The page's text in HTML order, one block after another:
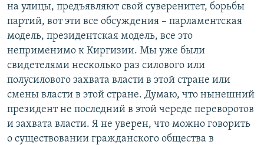
на улицы, предъявляют свой суверенитет, борьбы
партий, вот эти все обсуждения – парламентская
модель, президентская модель, все это
неприменимо к Киргизии. Мы уже были
свидетелями несколько раз силового или
полусилового захвата власти в этой стране или
смены власти в этой стране. Думаю, что нынешний
президент не последний в этой череде переворотов
и захвата власти. Я не уверен, что можно говорить
о существовании гражданского общества в